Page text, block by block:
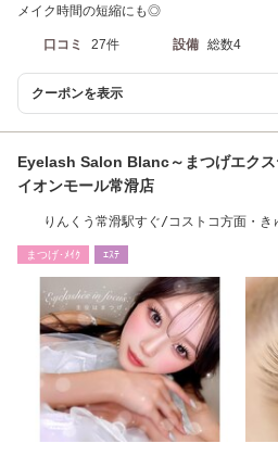
メイク時間の短縮にも◎
口コミ 27件 設備 総数4
クーポンを表示
Eyelash Salon Blanc～まつげエクス
イオンモール常滑店
りんくう常滑駅すぐ/コストコ方面・
まつげ･ﾒｲｸ ｴｽﾃ